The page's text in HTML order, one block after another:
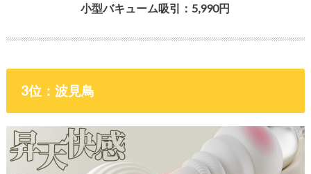
小型バキューム吸引：5,990円
3位：波見鳥